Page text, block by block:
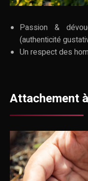
Passion &
(authenticité
Un respect des
Attachement